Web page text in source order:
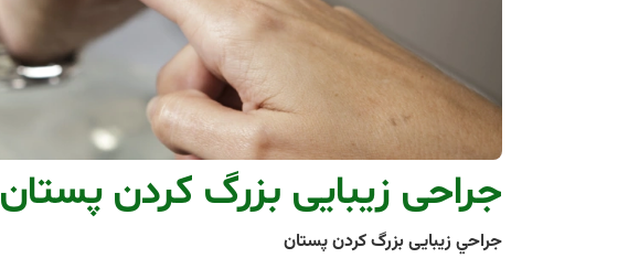
جراحی زيبايی بزرگ كردن پستان
جراحي زيبايی بزرگ كردن پستان